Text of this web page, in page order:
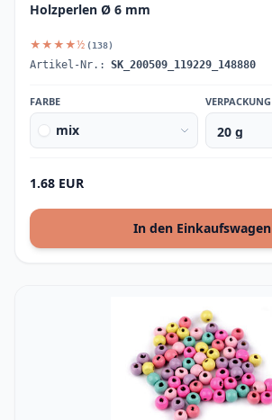
Holzperlen Ø 6 mm
★★★★½ (138)
Artikel-Nr.: SK_200509_119229_148880
FARBE
mix
VERPACKUNG
1.68 EUR
In den Einkaufswagen